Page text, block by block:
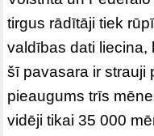
tirgus rādītāji tiek
valdības dati liecina,
šī pavasara ir strauji
pieaugums trīs
vidēji tikai 35 000